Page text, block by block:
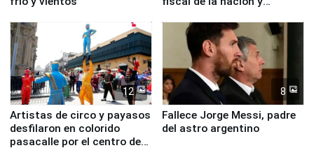
12
Artistas de circo y payasos
desfilaron en colorido
pasacalle por el centro de
8
Fallece Jorge Messi, padre
del astro argentino